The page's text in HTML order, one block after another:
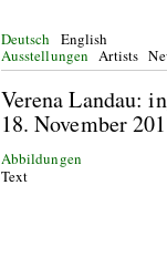
Deutsch
English
Ausstellungen Artists
Verena
18.
Abbildungen
Text